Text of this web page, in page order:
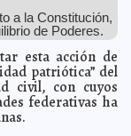
de los
beneficios que
la Lepra Jorge
erradicar los
a la Constitución,
de Poderes.
esta acción de
patriótica” del
civil, con cuyos
federativas ha